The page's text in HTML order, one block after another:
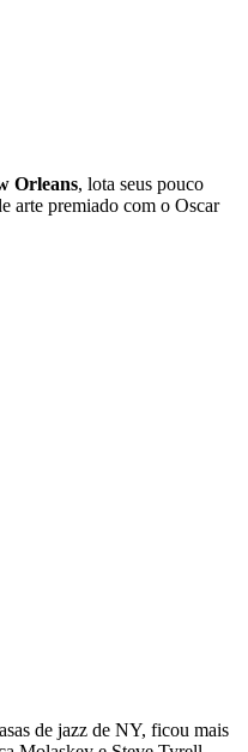
Orleans, lota seus pouco
arte premiado com o Oscar
de jazz de NY, ficou mais